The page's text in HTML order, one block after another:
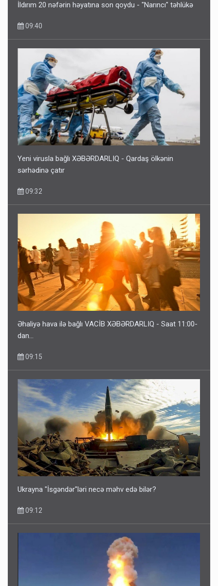
ŞOK! David Seliverstov ölkədən qaçdı
6 Avqust 14:14
Bu ölkələrə şəxsiyyət vəsiqəsi ilə gedə biləcəksiniz -
SİYAHI
6 Avqust 10:53
İldırım 20 nəfərin həyatına son qoydu - "Narıncı" təhlükə
09:40
Yeni virusla bağlı XƏBƏRDARLIQ - Qardaş ölkənin
sərhədinə çatır
09:32
Əhaliyə hava ilə bağlı VACİB XƏBƏRDARLIQ - Saat 11:00-
dan…
09:15
Ukrayna "İsgəndər"ləri necə məhv edə bilər?
09:12